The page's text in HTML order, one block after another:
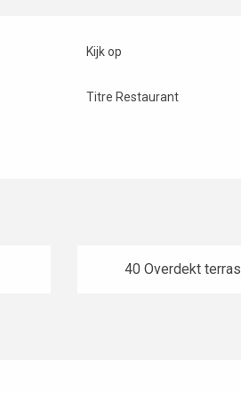
Kijk op
Titre Restaurant
40 Overdekt terras